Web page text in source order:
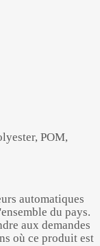
POM,
automatiques
du pays.
aux demandes
où ce produit est